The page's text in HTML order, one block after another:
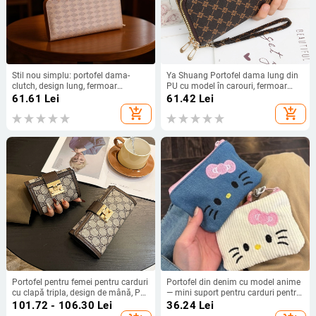
Stil nou simplu: portofel dama-
clutch, design lung, fermoar
multifuncțional, capacitate mare
pentru monede, durabil, în stoc
61.61 Lei
add_shopping_cart
Ya Shuang Portofel dama lung din
PU cu model în carouri, fermoar
dublu, capacitate mare
61.42 Lei
add_shopping_cart
Portofel pentru femei pentru carduri
cu clapă tripla, design de mână, PU
piele, culoare solidă, protecție anti-
furt, primăvara 2024, brand An
101.72 - 106.30 Lei
Portofel din denim cu model anime
— mini suport pentru carduri pentru
femei, ultra-ușor și compact
36.24Lei